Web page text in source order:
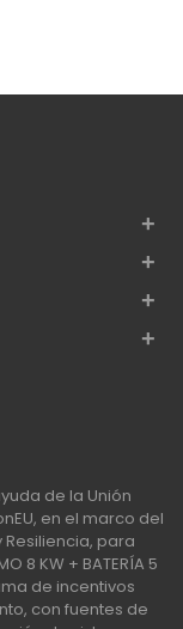
+
+
+
+
de la Unión
en el marco del
para
8 KW + BATERÍA 5
de incentivos
con fuentes de